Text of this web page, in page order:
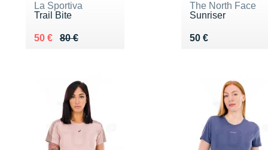
La Sportiva
Trail Bite
80 €
Au lieu de 80 €
50 €
Vendu 50 €
The North Face
Sunriser
50 €
Vendu 50 €